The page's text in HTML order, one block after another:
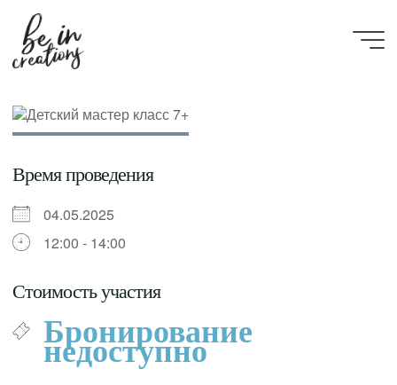
Время проведения
04.05.2025
12:00 - 14:00
Стоимость участия
Бронирование
недоступно